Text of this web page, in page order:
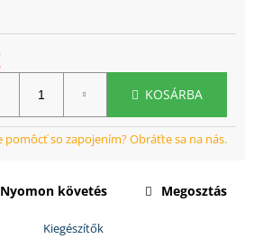
KOSÁRBA
Kiegészítők
Nyomon követés Megosztás